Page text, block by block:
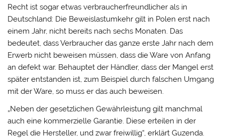
Recht ist sogar etwas verbraucherfreundlicher als in
Deutschland: Die Beweislastumkehr gilt in Polen erst nach
einem Jahr, nicht bereits nach sechs Monaten. Das
bedeutet, dass Verbraucher das ganze erste Jahr nach dem
Erwerb nicht beweisen müssen, dass die Ware von Anfang
an defekt war. Behauptet der Händler, dass der Mangel erst
später entstanden ist, zum Beispiel durch falschen Umgang
mit der Ware, so muss er das auch beweisen.
„Neben der gesetzlichen Gewährleistung gilt manchmal
auch eine kommerzielle Garantie. Diese erteilen in der
Regel die Hersteller, und zwar freiwillig“, erklärt Guzenda.